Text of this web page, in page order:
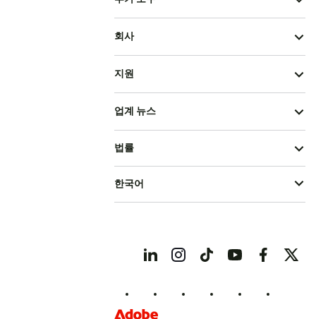
회사
지원
업계 뉴스
법률
한국어